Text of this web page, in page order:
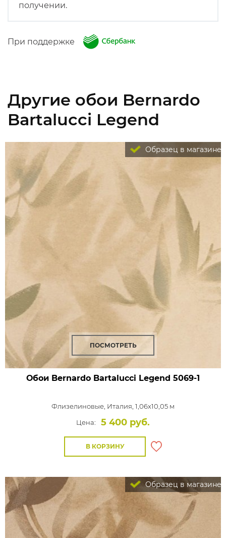
получении.
При поддержке
Другие обои Bernardo
Bartalucci Legend
Образец в магазине
ПОСМОТРЕТЬ
Обои Bernardo Bartalucci Legend 5069-1
Флизелиновые, Италия, 1,06x10,05 м
Цена:
5 400 руб.
В КОРЗИНУ
Образец в магазине